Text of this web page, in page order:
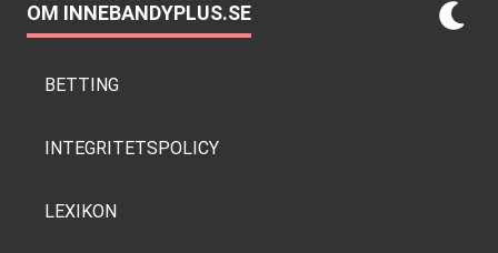
OM INNEBANDYPLUS.SE
BETTING
INTEGRITETSPOLICY
LEXIKON